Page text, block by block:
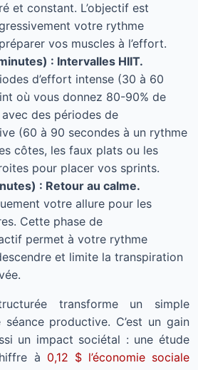
et constant. L’objectif est
votre rythme
vos muscles à l’effort.
: Intervalles HIIT.
d’effort intense (30 à 60
où vous donnez 80-90% de
des périodes de
(60 à 90 secondes à un rythme
côtes, les faux plats ou les
pour placer vos sprints.
: Retour au calme.
votre allure pour les
Cette phase de
permet à votre rythme
et limite la transpiration
transforme un simple
productive. C’est un gain
un impact sociétal : une étude
à 0,12 $ l’économie sociale